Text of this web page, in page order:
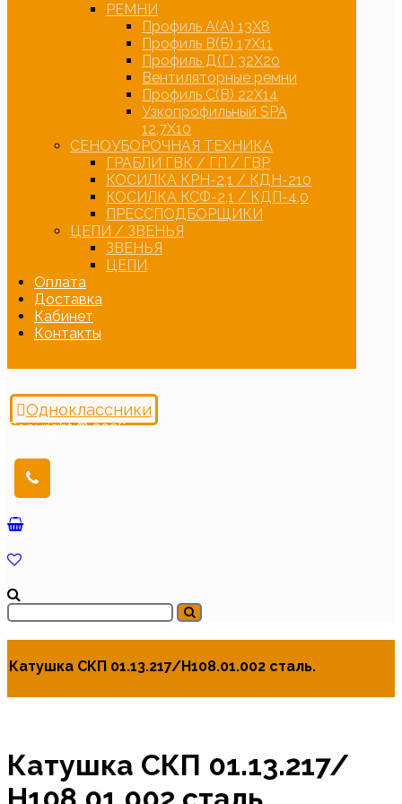
РЕМНИ
Профиль А(А) 13Х8
Профиль В(Б) 17Х11
Профиль Д(Г) 32Х20
Вентиляторные ремни
Профиль С(В) 22Х14
Узкопрофильный SPA
12,7Х10
СЕНОУБОРОЧНАЯ ТЕХНИКА
ГРАБЛИ ГВК / ГП / ГВР
КОСИЛКА КРН-2,1 / КДН-210
КОСИЛКА КСФ-2,1 / КДП-4,0
ПРЕССПОДБОРЩИКИ
ЦЕПИ / ЗВЕНЬЯ
ЗВЕНЬЯ
ЦЕПИ
Оплата
Доставка
Кабинет
Контакты
Одноклассники
Copyright © 2026
Катушка СКП 01.13.217/Н108.01.002 сталь.
Катушка СКП 01.13.217/